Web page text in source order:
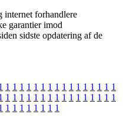
internet forhandlere
garantier imod
sidste opdatering af de
1 1 1 1 1 1 1 1 1 1 1 1 1 1 1 1
1 1 1 1 1 1 1 1 1 1 1 1 1 1 1 1
1 1 1 1 1 1 1 1